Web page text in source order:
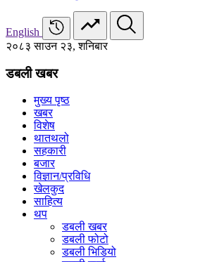
English
२०८३ साउन २३, शनिबार
डबली खबर
मुख्य पृष्ठ
खबर
विशेष
थातथलो
सहकारी
बजार
विज्ञान/प्रविधि
खेलकुद
साहित्य
थप
डबली खबर
डबली फोटो
डबली भिडियो